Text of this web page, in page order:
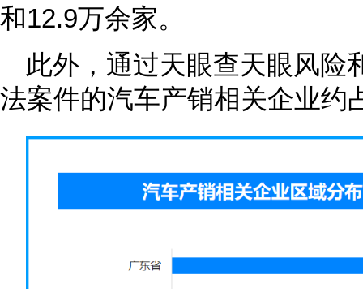
和12.9万余家。
此外，通过天眼查天眼风险
法案件的汽车产销相关企业约